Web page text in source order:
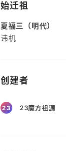
始迁祖
夏福三（明代）
讳机
创建者
23 23魔方祖源